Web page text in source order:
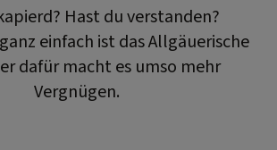
Hast du verstanden?
einfach ist das Allgäuerische
dafür macht es umso mehr
Vergnügen.